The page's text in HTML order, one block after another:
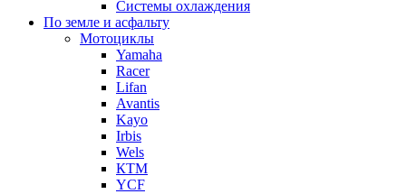
Системы охлаждения
По земле и асфальту
Мотоциклы
Yamaha
Racer
Lifan
Avantis
Kayo
Irbis
Wels
КТМ
YCF